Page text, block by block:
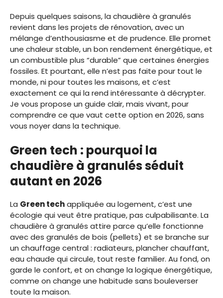
Depuis quelques saisons, la chaudière à granulés
revient dans les projets de rénovation, avec un
mélange d’enthousiasme et de prudence. Elle promet
une chaleur stable, un bon rendement énergétique, et
un combustible plus “durable” que certaines énergies
fossiles. Et pourtant, elle n’est pas faite pour tout le
monde, ni pour toutes les maisons, et c’est
exactement ce qui la rend intéressante à décrypter.
Je vous propose un guide clair, mais vivant, pour
comprendre ce que vaut cette option en 2026, sans
vous noyer dans la technique.
Green tech : pourquoi la
chaudière à granulés séduit
autant en 2026
La Green techappliquée au logement, c’est une
écologie qui veut être pratique, pas culpabilisante. La
chaudière à granulés attire parce qu’elle fonctionne
avec des granulés de bois (pellets) et se branche sur
un chauffage central : radiateurs, plancher chauffant,
eau chaude qui circule, tout reste familier. Au fond, on
garde le confort, et on change la logique énergétique,
comme on change une habitude sans bouleverser
toute la maison.